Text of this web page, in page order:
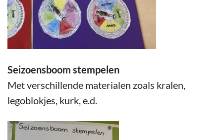
Seizoensboom stempelen
Met verschillende materialen zoals kralen,
legoblokjes, kurk, e.d.